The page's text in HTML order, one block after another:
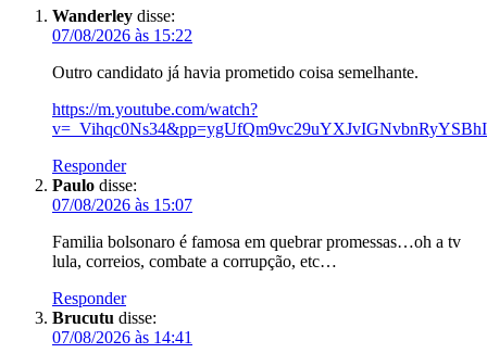
Wanderley disse:
07/08/2026 às 15:22
Outro candidato já havia prometido coisa semelhante.
https://m.youtube.com/watch?
Responder
Paulo disse:
07/08/2026 às 15:07
Familia bolsonaro é famosa em quebrar promessas…oh a tv
lula, correios, combate a corrupção, etc…
Responder
Brucutu disse:
07/08/2026 às 14:41